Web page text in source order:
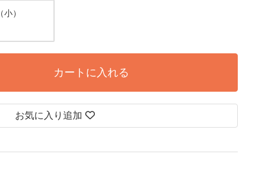
）
カートに入れる
お気に入り追加